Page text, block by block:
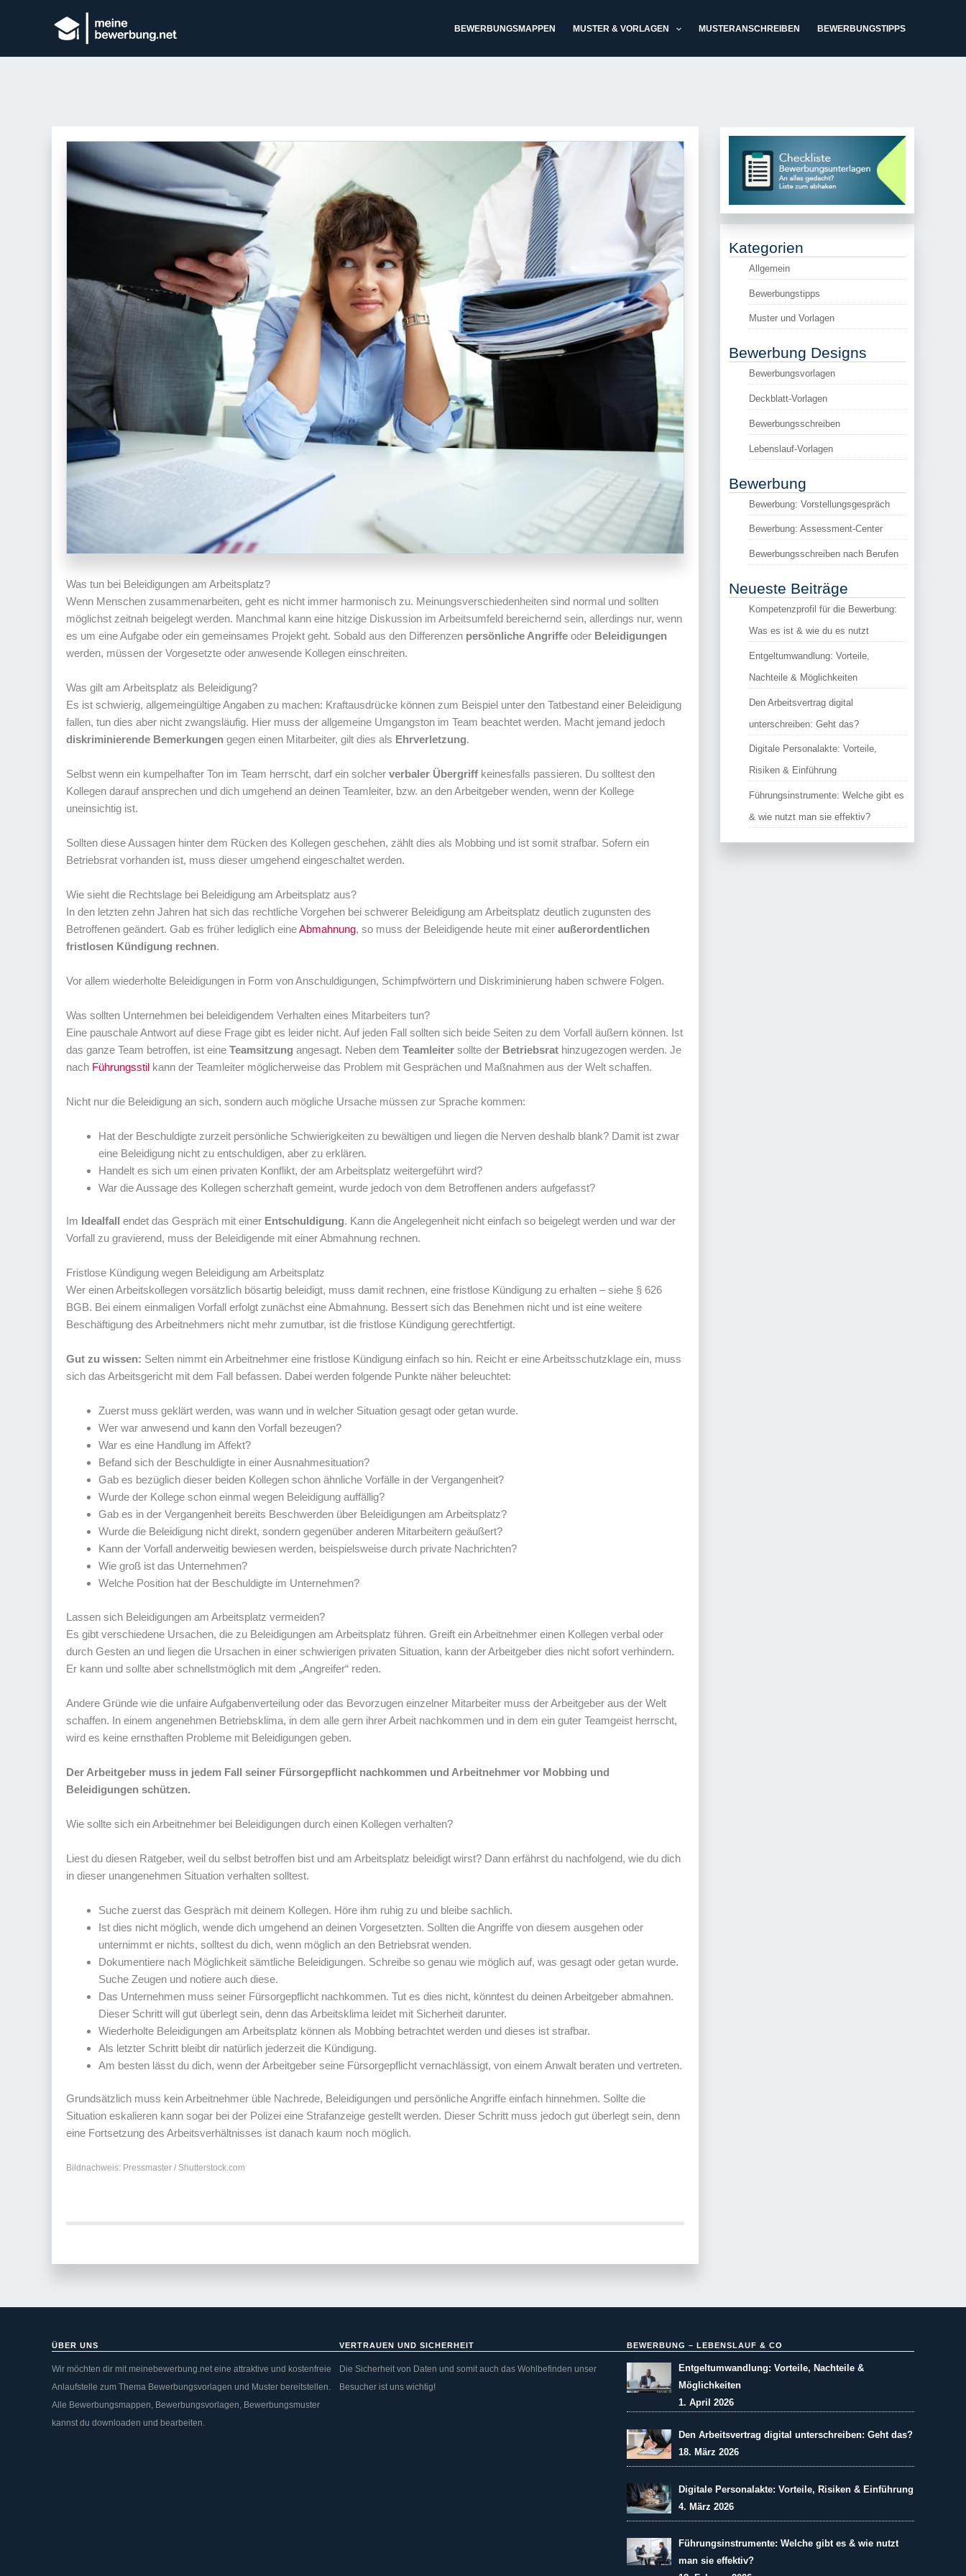
BEWERBUNGSMAPPEN MUSTER & VORLAGEN MUSTERANSCHREIBEN BEWERBUNGSTIPPS
Was tun bei Beleidigungen am Arbeitsplatz?
Wenn Menschen zusammenarbeiten, geht es nicht immer harmonisch zu. Meinungsverschiedenheiten sind normal und sollten
möglichst zeitnah beigelegt werden. Manchmal kann eine hitzige Diskussion im Arbeitsumfeld bereichernd sein, allerdings nur, wenn
es um eine Aufgabe oder ein gemeinsames Projekt geht. Sobald aus den Differenzen persönliche Angriffe oder Beleidigungen
werden, müssen der Vorgesetzte oder anwesende Kollegen einschreiten.
Was gilt am Arbeitsplatz als Beleidigung?
Es ist schwierig, allgemeingültige Angaben zu machen: Kraftausdrücke können zum Beispiel unter den Tatbestand einer Beleidigung
fallen, tun dies aber nicht zwangsläufig. Hier muss der allgemeine Umgangston im Team beachtet werden. Macht jemand jedoch
diskriminierende Bemerkungen gegen einen Mitarbeiter, gilt dies als Ehrverletzung.
Selbst wenn ein kumpelhafter Ton im Team herrscht, darf ein solcher verbaler Übergriff keinesfalls passieren. Du solltest den
Kollegen darauf ansprechen und dich umgehend an deinen Teamleiter, bzw. an den Arbeitgeber wenden, wenn der Kollege
uneinsichtig ist.
Sollten diese Aussagen hinter dem Rücken des Kollegen geschehen, zählt dies als Mobbing und ist somit strafbar. Sofern ein
Betriebsrat vorhanden ist, muss dieser umgehend eingeschaltet werden.
Wie sieht die Rechtslage bei Beleidigung am Arbeitsplatz aus?
In den letzten zehn Jahren hat sich das rechtliche Vorgehen bei schwerer Beleidigung am Arbeitsplatz deutlich zugunsten des
Betroffenen geändert. Gab es früher lediglich eineAbmahnung, so muss der Beleidigende heute mit einer außerordentlichen
fristlosen Kündigung rechnen.
Vor allem wiederholte Beleidigungen in Form von Anschuldigungen, Schimpfwörtern und Diskriminierung haben schwere Folgen.
Was sollten Unternehmen bei beleidigendem Verhalten eines Mitarbeiters tun?
Eine pauschale Antwort auf diese Frage gibt es leider nicht. Auf jeden Fall sollten sich beide Seiten zu dem Vorfall äußern können. Ist
das ganze Team betroffen, ist eine Teamsitzung angesagt. Neben dem Teamleiter sollte der Betriebsrat hinzugezogen werden. Je
nach Führungsstil kann der Teamleiter möglicherweise das Problem mit Gesprächen und Maßnahmen aus der Welt schaffen.
Nicht nur die Beleidigung an sich, sondern auch mögliche Ursache müssen zur Sprache kommen:
Hat der Beschuldigte zurzeit persönliche Schwierigkeiten zu bewältigen und liegen die Nerven deshalb blank? Damit ist zwar
eine Beleidigung nicht zu entschuldigen, aber zu erklären.
Handelt es sich um einen privaten Konflikt, der am Arbeitsplatz weitergeführt wird?
War die Aussage des Kollegen scherzhaft gemeint, wurde jedoch von dem Betroffenen anders aufgefasst?
Im Idealfall endet das Gespräch mit einer Entschuldigung. Kann die Angelegenheit nicht einfach so beigelegt werden und war der
Vorfall zu gravierend, muss der Beleidigende mit einer Abmahnung rechnen.
Fristlose Kündigung wegen Beleidigung am Arbeitsplatz
Wer einen Arbeitskollegen vorsätzlich bösartig beleidigt, muss damit rechnen, eine fristlose Kündigung zu erhalten – siehe § 626
BGB. Bei einem einmaligen Vorfall erfolgt zunächst eine Abmahnung. Bessert sich das Benehmen nicht und ist eine weitere
Beschäftigung des Arbeitnehmers nicht mehr zumutbar, ist die fristlose Kündigung gerechtfertigt.
Gut zu wissen: Selten nimmt ein Arbeitnehmer eine fristlose Kündigung einfach so hin. Reicht er eine Arbeitsschutzklage ein, muss
sich das Arbeitsgericht mit dem Fall befassen. Dabei werden folgende Punkte näher beleuchtet:
Zuerst muss geklärt werden, was wann und in welcher Situation gesagt oder getan wurde.
Wer war anwesend und kann den Vorfall bezeugen?
War es eine Handlung im Affekt?
Befand sich der Beschuldigte in einer Ausnahmesituation?
Gab es bezüglich dieser beiden Kollegen schon ähnliche Vorfälle in der Vergangenheit?
Wurde der Kollege schon einmal wegen Beleidigung auffällig?
Gab es in der Vergangenheit bereits Beschwerden über Beleidigungen am Arbeitsplatz?
Wurde die Beleidigung nicht direkt, sondern gegenüber anderen Mitarbeitern geäußert?
Kann der Vorfall anderweitig bewiesen werden, beispielsweise durch private Nachrichten?
Wie groß ist das Unternehmen?
Welche Position hat der Beschuldigte im Unternehmen?
Lassen sich Beleidigungen am Arbeitsplatz vermeiden?
Es gibt verschiedene Ursachen, die zu Beleidigungen am Arbeitsplatz führen. Greift ein Arbeitnehmer einen Kollegen verbal oder
durch Gesten an und liegen die Ursachen in einer schwierigen privaten Situation, kann der Arbeitgeber dies nicht sofort verhindern.
Er kann und sollte aber schnellstmöglich mit dem „Angreifer“ reden.
Andere Gründe wie die unfaire Aufgabenverteilung oder das Bevorzugen einzelner Mitarbeiter muss der Arbeitgeber aus der Welt
schaffen. In einem angenehmen Betriebsklima, in dem alle gern ihrer Arbeit nachkommen und in dem ein guter Teamgeist herrscht,
wird es keine ernsthaften Probleme mit Beleidigungen geben.
Der Arbeitgeber muss in jedem Fall seiner Fürsorgepflicht nachkommen und Arbeitnehmer vor Mobbing und
Beleidigungen schützen.
Wie sollte sich ein Arbeitnehmer bei Beleidigungen durch einen Kollegen verhalten?
Liest du diesen Ratgeber, weil du selbst betroffen bist und am Arbeitsplatz beleidigt wirst? Dann erfährst du nachfolgend, wie du dich
in dieser unangenehmen Situation verhalten solltest.
Suche zuerst das Gespräch mit deinem Kollegen. Höre ihm ruhig zu und bleibe sachlich.
Ist dies nicht möglich, wende dich umgehend an deinen Vorgesetzten. Sollten die Angriffe von diesem ausgehen oder
unternimmt er nichts, solltest du dich, wenn möglich an den Betriebsrat wenden.
Dokumentiere nach Möglichkeit sämtliche Beleidigungen. Schreibe so genau wie möglich auf, was gesagt oder getan wurde.
Suche Zeugen und notiere auch diese.
Das Unternehmen muss seiner Fürsorgepflicht nachkommen. Tut es dies nicht, könntest du deinen Arbeitgeber abmahnen.
Dieser Schritt will gut überlegt sein, denn das Arbeitsklima leidet mit Sicherheit darunter.
Wiederholte Beleidigungen am Arbeitsplatz können als Mobbing betrachtet werden und dieses ist strafbar.
Als letzter Schritt bleibt dir natürlich jederzeit die Kündigung.
Am besten lässt du dich, wenn der Arbeitgeber seine Fürsorgepflicht vernachlässigt, von einem Anwalt beraten und vertreten.
Grundsätzlich muss kein Arbeitnehmer üble Nachrede, Beleidigungen und persönliche Angriffe einfach hinnehmen. Sollte die
Situation eskalieren kann sogar bei der Polizei eine Strafanzeige gestellt werden. Dieser Schritt muss jedoch gut überlegt sein, denn
eine Fortsetzung des Arbeitsverhältnisses ist danach kaum noch möglich.
Bildnachweis: Pressmaster / Shutterstock.com
Kategorien
Allgemein
Bewerbungstipps
Muster und Vorlagen
Bewerbung Designs
Bewerbungsvorlagen
Deckblatt-Vorlagen
Bewerbungsschreiben
Lebenslauf-Vorlagen
Bewerbung
Bewerbung: Vorstellungsgespräch
Bewerbung: Assessment-Center
Bewerbungsschreiben nach Berufen
Neueste Beiträge
Kompetenzprofil für die Bewerbung:
Was es ist & wie du es nutzt
Entgeltumwandlung: Vorteile,
Nachteile & Möglichkeiten
Den Arbeitsvertrag digital
unterschreiben: Geht das?
Digitale Personalakte: Vorteile,
Risiken & Einführung
Führungsinstrumente: Welche gibt es
& wie nutzt man sie effektiv?
ÜBER UNS
Wir möchten dir mit meinebewerbung.net eine attraktive und kostenfreie
Anlaufstelle zum Thema Bewerbungsvorlagen und Muster bereitstellen.
Alle Bewerbungsmappen, Bewerbungsvorlagen, Bewerbungsmuster
kannst du downloaden und bearbeiten.
VERTRAUEN UND SICHERHEIT
Die Sicherheit von Daten und somit auch das Wohlbefinden unser
Besucher ist uns wichtig!
BEWERBUNG – LEBENSLAUF & CO
Entgeltumwandlung: Vorteile, Nachteile &
Möglichkeiten
1. April 2026
Den Arbeitsvertrag digital unterschreiben: Geht das?
18. März 2026
Digitale Personalakte: Vorteile, Risiken & Einführung
4. März 2026
Führungsinstrumente: Welche gibt es & wie nutzt
man sie effektiv?